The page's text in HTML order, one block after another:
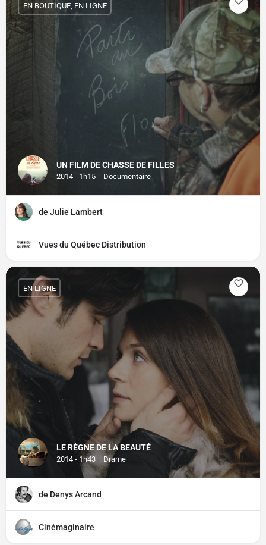
UN FILM DE CHASSE DE FILLES
2014 - 1h15 Documentaire
EN BOUTIQUE, EN LIGNE
de Julie Lambert
Vues du Québec Distribution
LE RÈGNE DE LA BEAUTÉ
2014 - 1h43 Drame
EN LIGNE
de Denys Arcand
Cinémaginaire